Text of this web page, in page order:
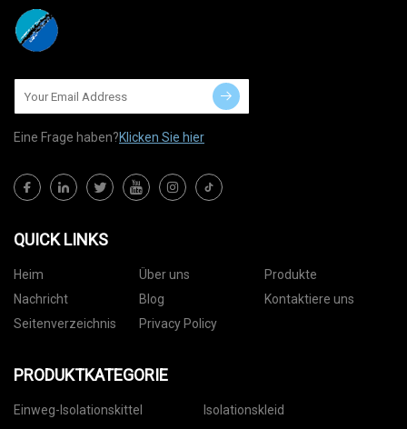
Eine Frage haben?Klicken Sie hier
QUICK LINKS
Heim Über uns
Produkte
Nachricht
Blog
Kontaktiere uns
Seitenverzeichnis
Privacy Policy
PRODUKTKATEGORIE
Einweg-Isolationskittel
Isolationskleid